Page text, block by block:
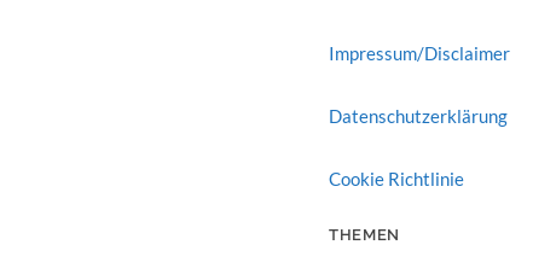
Impressum/Disclaimer
Datenschutzerklärung
Cookie Richtlinie
THEMEN